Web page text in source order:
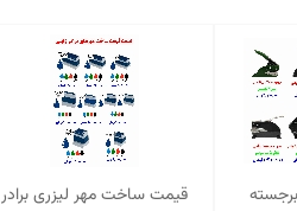
قیمت ساخت مهر لیزری برادر